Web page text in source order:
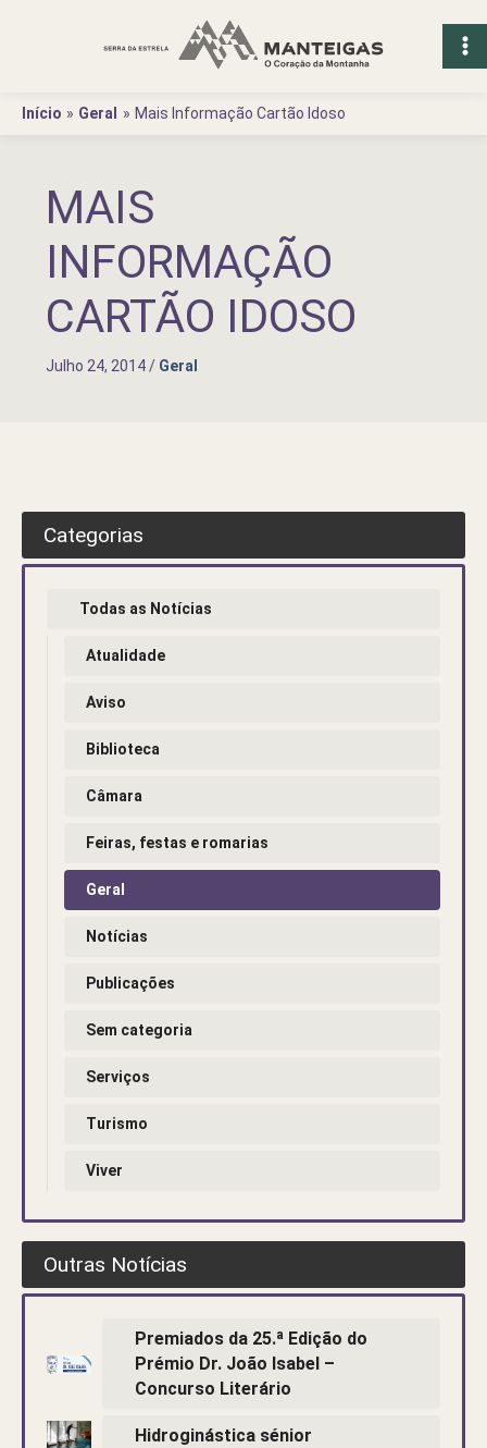
Início
Geral Mais Informação Cartão Idoso
MAIS
INFORMAÇÃO
CARTÃO IDOSO
Julho 24, 2014/ Geral
Categorias
Todas as Notícias
Atualidade
Aviso
Biblioteca
Câmara
Feiras, festas e romarias
Geral
Notícias
Publicações
Sem categoria
Serviços
Turismo
Viver
Outras Notícias
Premiados da 25.ª Edição do
Prémio Dr. João Isabel –
Concurso Literário
Hidroginástica sénior